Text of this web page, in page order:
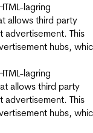
lagring
allows third party
This
hubs,
lagring
allows third party
This
hubs,